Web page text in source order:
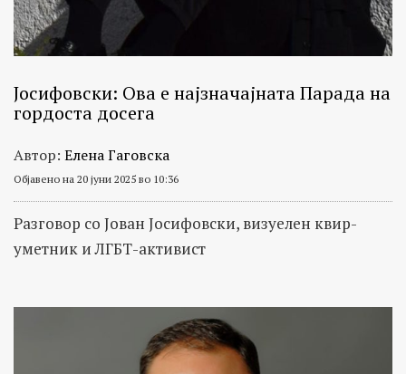
Јосифовски: Ова е најзначајната Парада на
гордоста досега
Автор: Елена Гаговска
Објавено на 20 јуни 2025 во 10:36
Разговор со Јован Јосифовски, визуелен квир-
уметник и ЛГБТ-активист